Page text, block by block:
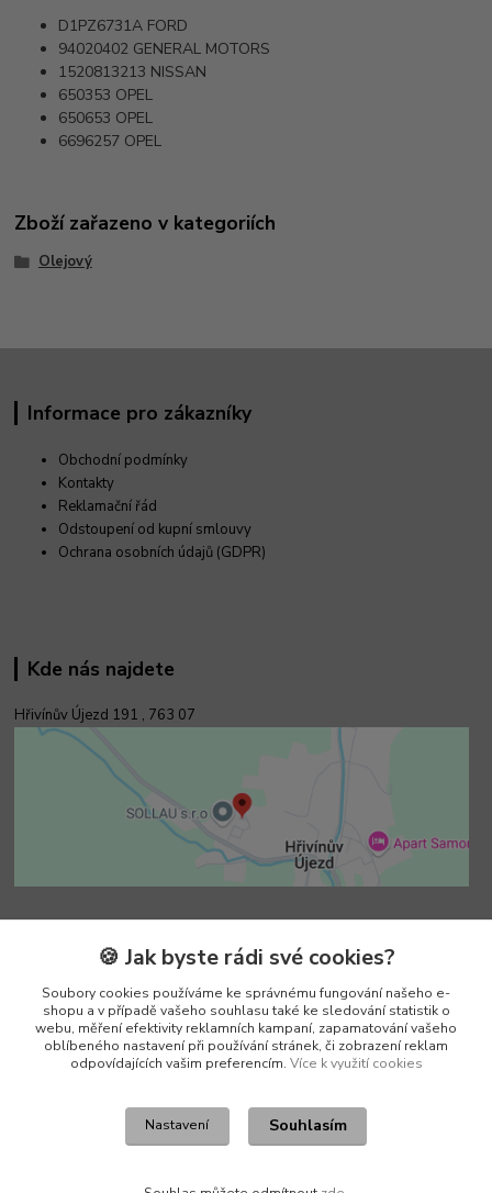
D1PZ6731A FORD
94020402 GENERAL MOTORS
1520813213 NISSAN
650353 OPEL
650653 OPEL
6696257 OPEL
Zboží zařazeno v kategoriích
Olejový
Informace pro zákazníky
Obchodní podmínky
Kontakty
Reklamační řád
Odstoupení od kupní smlouvy
Ochrana osobních údajů (GDPR)
Kde nás najdete
Hřivínův Újezd 191 , 763 07
Kontakty
Vedoucí e-shopu
+420 602 552 766
(Po-Pá, 6:30-15 hod.)
🍪 Jak byste rádi své cookies?
Soubory cookies používáme ke správnému fungování našeho e-
shopu a v případě vašeho souhlasu také ke sledování statistik o
webu, měření efektivity reklamních kampaní, zapamatování vašeho
oblíbeného nastavení při používání stránek, či zobrazení reklam
odpovídajících vašim preferencím. Více k využití cookies
Nastavení Souhlasím